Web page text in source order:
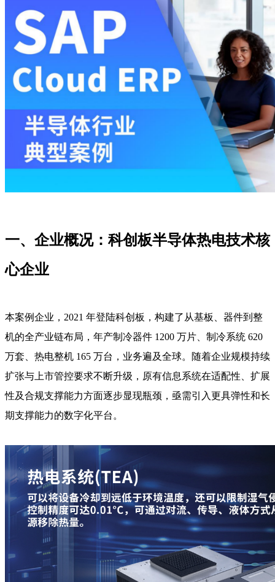
一、企业概况：科创板半导体热电技术核
心企业
本案例企业，2021 年登陆科创板，构建了从基板、器件到整
机的全产业链布局，年产制冷器件 1200 万片、制冷系统 620
万套、热电整机 165 万台，业务遍及全球。随着企业规模持续
扩张与上市管控要求不断升级，原有信息系统在适配性、扩展
性及合规支撑能力方面逐步显现瓶颈，亟需引入更具弹性和长
期支撑能力的数字化平台。